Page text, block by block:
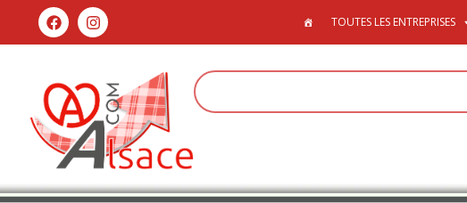
TOUTES LES ENTREPRISES